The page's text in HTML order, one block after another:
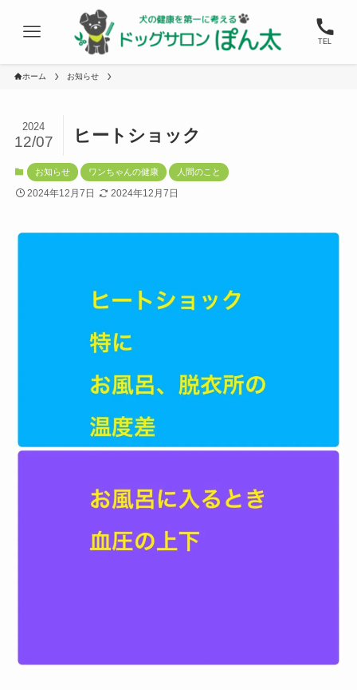
TEL
ホーム お知らせ
ヒートショック
2024
12/07
お知らせ ワンちゃんの健康 人間のこと
2024年12月7日 2024年12月7日